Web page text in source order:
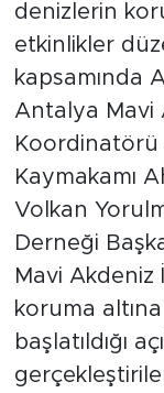
denizlerin
etkinlikler
kapsamında
Antalya Mavi
Koordinatörü
Kaymakamı
Volkan
Derneği
Mavi Akdeniz
koruma altına
başlatıldığı